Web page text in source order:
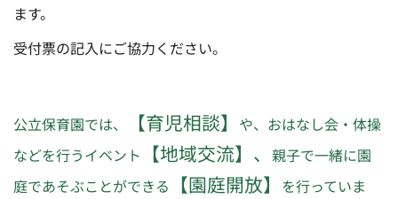
ます。
受付票の記入にご協力ください。
公立保育園では、 【育児相談】
や、おはなし会・体操
などを行うイベント
【地域交流】 、
親子で一緒に園
庭であそぶことができる
【園庭開放】
を行っていま